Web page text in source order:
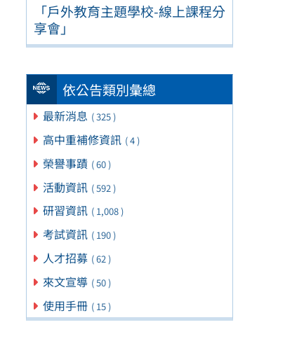
「戶外教育主題學校-線上課程分
享會」
依公告類別彙總
最新消息 ( 325 )
高中重補修資訊 ( 4 )
榮譽事蹟 ( 60 )
活動資訊 ( 592 )
研習資訊 ( 1,008 )
考試資訊 ( 190 )
人才招募 ( 62 )
來文宣導 ( 50 )
使用手冊 ( 15 )